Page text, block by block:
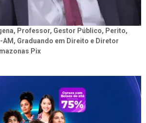
Professor, Gestor Público, Perito,
Graduando em Direito e Diretor
Pix